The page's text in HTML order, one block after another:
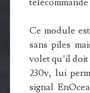
Ce module
sans piles
volet qu’il
230v, lui
signal